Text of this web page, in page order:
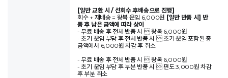
[일반 교환 시 / 선회수 후배송으로 진행]
회수 + 재배송 = 왕복 운임 6,000원 [일반 반품 시] 반
품 후 남은 금액에 따라 상이
- 무료 배송 후 전체 반품 시  왕복 6,000원
- 초기 운임 부담 후 전체 반품 시  초기 운임 포함된 총
금액에서 6,000원 차감 후 취소
- 무료 배송 후 전체 반품 시  왕복 6,000원
- 초기 운임 부담 후 부분 반품 시  편도 3,000원 차감
후 부분 취소